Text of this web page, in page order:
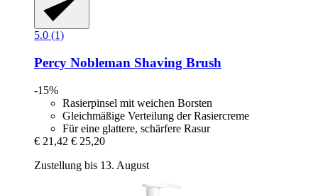
5.0 (1)
Percy Nobleman Shaving Brush
-15%
Rasierpinsel mit weichen Borsten
Gleichmäßige Verteilung der Rasiercreme
Für eine glattere, schärfere Rasur
€ 21,42 € 25,20
Zustellung bis 13. August